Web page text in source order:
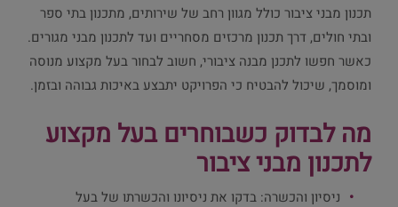
תכנון מבני ציבור כולל מגוון רחב של שירותים, מתכנון בתי ספר
ובתי חולים, דרך תכנון מרכזים מסחריים ועד לתכנון מבני מגורים.
כאשר חפשו לתכנן מבנה ציבורי, חשוב לבחור בעל מקצוע מנוסה
ומוסמך, שיכול להבטיח כי הפרויקט יתבצע באיכות גבוהה ובזמן.
מה לבדוק כשבוחרים בעל מקצוע
לתכנון מבני ציבור
ניסיון והכשרה: בדקו את ניסיונו והכשרתו של בעל